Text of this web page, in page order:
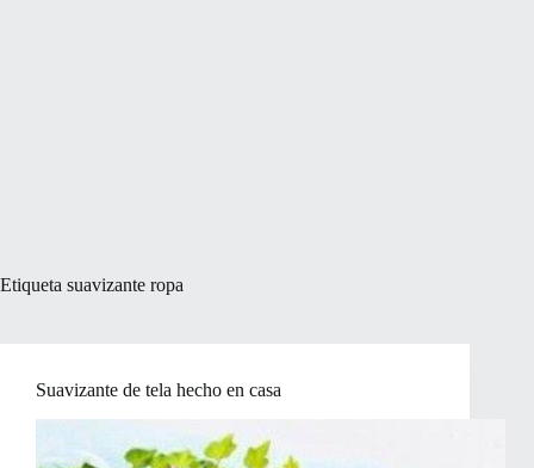
Etiqueta suavizante ropa
Suavizante de tela hecho en casa